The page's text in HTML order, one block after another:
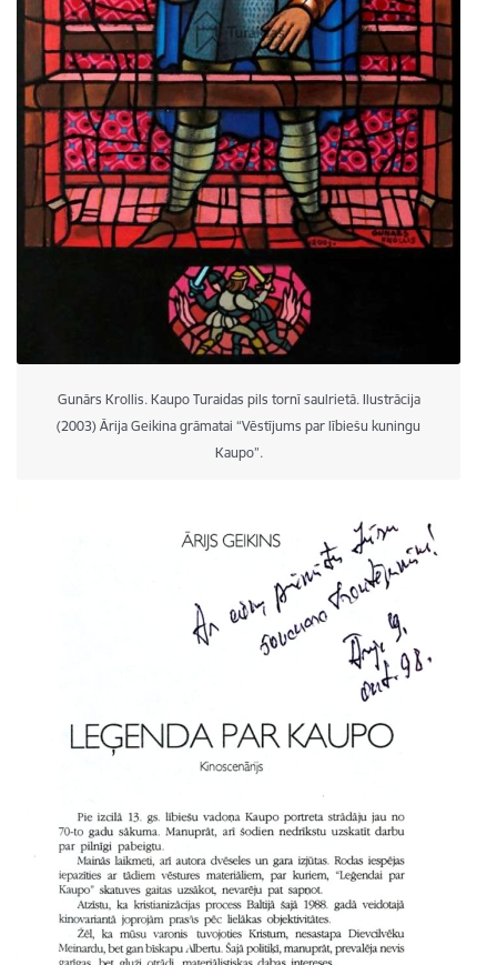
Gunārs Krollis. Kaupo Turaidas pils tornī saulrietā. Ilustrācija
(2003) Ārija Geikina grāmatai “Vēstījums par lībiešu kuningu
Kaupo”.